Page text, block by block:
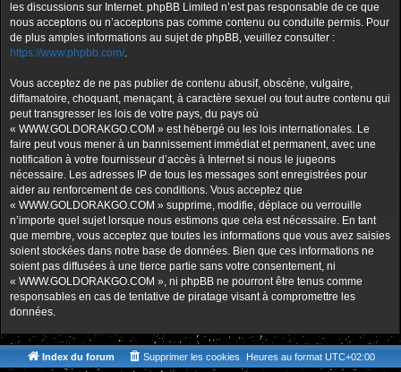
les discussions sur Internet. phpBB Limited n’est pas responsable de ce que
nous acceptons ou n’acceptons pas comme contenu ou conduite permis. Pour
de plus amples informations au sujet de phpBB, veuillez consulter :
https://www.phpbb.com/.
Vous acceptez de ne pas publier de contenu abusif, obscène, vulgaire,
diffamatoire, choquant, menaçant, à caractère sexuel ou tout autre contenu qui
peut transgresser les lois de votre pays, du pays où
« WWW.GOLDORAKGO.COM » est hébergé ou les lois internationales. Le
faire peut vous mener à un bannissement immédiat et permanent, avec une
notification à votre fournisseur d’accès à Internet si nous le jugeons
nécessaire. Les adresses IP de tous les messages sont enregistrées pour
aider au renforcement de ces conditions. Vous acceptez que
« WWW.GOLDORAKGO.COM » supprime, modifie, déplace ou verrouille
n’importe quel sujet lorsque nous estimons que cela est nécessaire. En tant
que membre, vous acceptez que toutes les informations que vous avez saisies
soient stockées dans notre base de données. Bien que ces informations ne
soient pas diffusées à une tierce partie sans votre consentement, ni
« WWW.GOLDORAKGO.COM », ni phpBB ne pourront être tenus comme
responsables en cas de tentative de piratage visant à compromettre les
données.
Index du forum Heures au format UTC+02:00
Supprimer les cookies